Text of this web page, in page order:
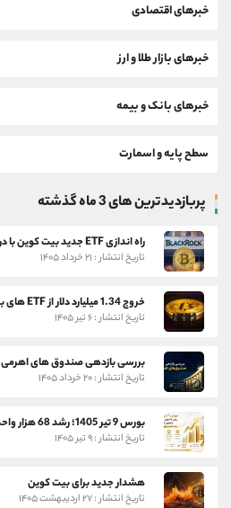
خبرهای اقتصادی
خبرهای بازار طلا و ارز
خبرهای بانک و بیمه
سطح پایه و اسمارت
پربازدیدترین های 3 ماه گذشته
راه اندازی ETF جدید بیت کوین با درآمد ماهانه
تاریخ انتشار : ۲۱ خرداد ۱۴۰۵
خروج 1.34 میلیارد دلار از ETF های بیت کوین در یک هفته
تاریخ انتشار : ۶ تیر ۱۴۰۵
بررسی بازدهی صندوق های اهرمی
تاریخ انتشار : ۲۰ خرداد ۱۴۰۵
تاریخ انتشار : ۹ تیر ۱۴۰۵
هشدار جدید برای بیت کوین
تاریخ انتشار : ۲۷ اردیبهشت ۱۴۰۵